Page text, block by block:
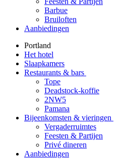
Barbue
Bruiloften
Aanbiedingen
Portland
Het hotel
Slaapkamers
Restaurants & bars
Tope
Deadstock-koffie
2NW5
Pamana
Bijeenkomsten & vieringen
Vergaderruimtes
Feesten & Partijen
Privé dineren
Aanbiedingen